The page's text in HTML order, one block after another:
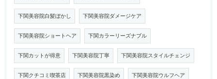
下関美容院白髪ぼかし 下関美容院ダメージケア
下関美容院ショートヘア 下関カラーリーズナブル
下関カットが得意 下関美容院丁寧 下関美容院スタイルチェンジ
下関クチコミ喫茶店 下関美容院黒染め 下関美容院ウルフヘア